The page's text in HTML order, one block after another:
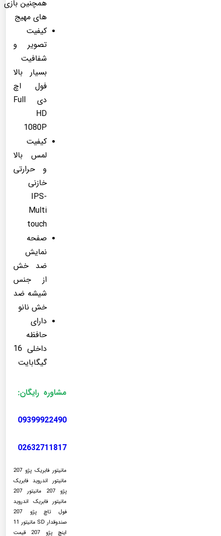
همچنین بازی
های مهیج
کیفیت
تصویر و
شفافیت
بسیار بالا
فول اچ
دی Full
HD
1080P
کیفیت
لمس بالا
و حرارتی
خازنی
IPS-
Multi
touch
صفحه
نمایش
ضد خش
از جنس
شیشه ضد
خش نانو
دارای
حافظه
داخلی 16
گیگابایت
مشاوره رایگان:
09399922490
02632711817
مانیتور فابریک پژو 207
مانیتور اندروید فابریک
پژو 207 مانیتور 207
مانیتور فابریک اندروید
فول تاچ پژو 207
صندوقدار SD مانیتور 11
اینچ پژو 207 قیمت